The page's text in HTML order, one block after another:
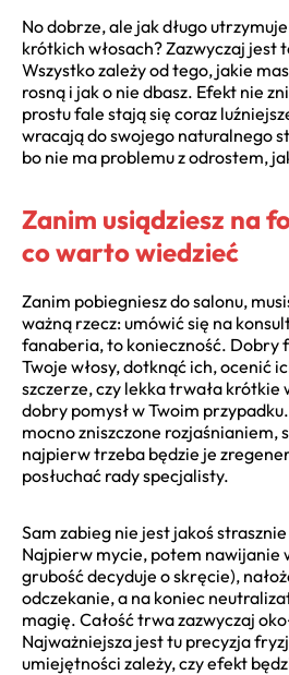
No dobrze, ale jak długo
krótkich włosach? Zazwyczaj jest
Wszystko zależy od tego, jakie
rosną i jak o nie dbasz. Efekt nie
prostu fale stają się coraz
wracają do swojego naturalnego
bo nie ma problemu z odrostem,
Zanim usiądziesz na
co warto wiedzieć
Zanim pobiegniesz do salonu,
ważną rzecz: umówić się na
fanaberia, to konieczność. Dobry
Twoje włosy, dotknąć ich, ocenić
szczerze, czy lekka trwała krótkie
dobry pomysł w Twoim
mocno zniszczone rozjaśnianiem,
najpierw trzeba będzie je
posłuchać rady specjalisty.
Sam zabieg nie jest jakoś
Najpierw mycie, potem nawijanie
grubość decyduje o skręcie),
odczekanie, a na koniec
magię. Całość trwa zazwyczaj
Najważniejsza jest tu precyzja
umiejętności zależy, czy efekt